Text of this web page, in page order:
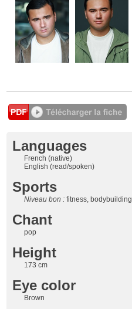
Languages
French (native)
English (read/spoken)
Sports
Niveau bon :fitness, bodybuilding
Chant
pop
Height
173 cm
Eye color
Brown